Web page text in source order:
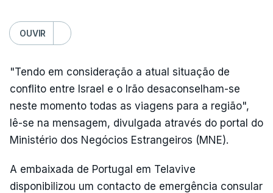
OUVIR
"Tendo em consideração a atual situação de
conflito entre Israel e o Irão desaconselham-se
neste momento todas as viagens para a região",
lê-se na mensagem, divulgada através do portal do
Ministério dos Negócios Estrangeiros (MNE).
A embaixada de Portugal em Telavive
disponibilizou um contacto de emergência consular